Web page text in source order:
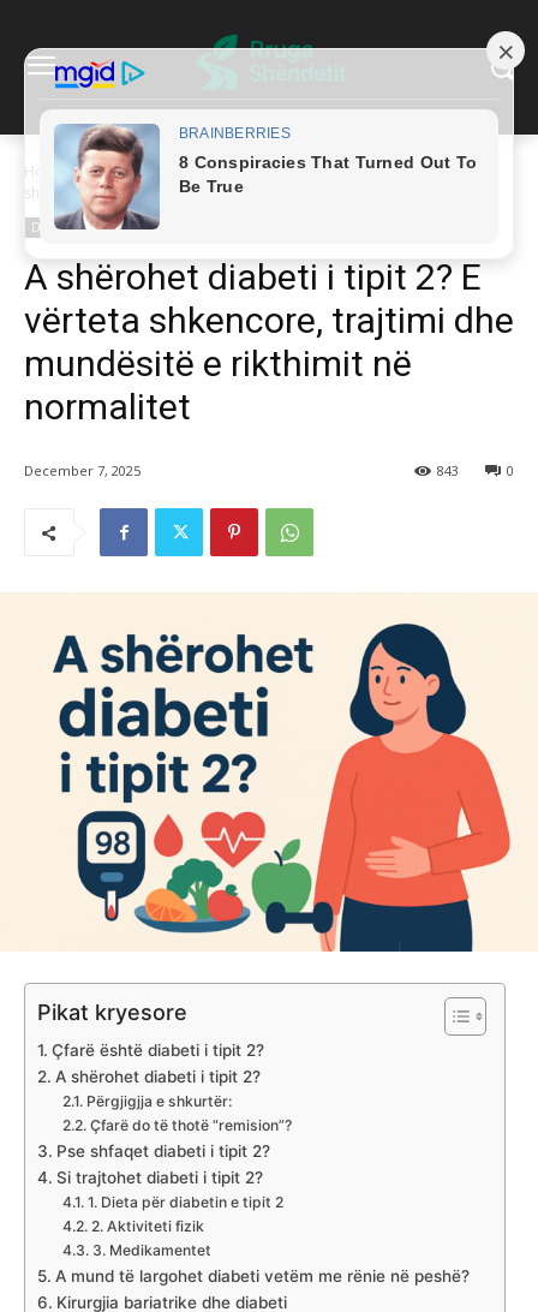
Home Diabeti i Tipit 2
A shërohet diabeti i tipit 2? E vërteta
shkencore, trajtimi dhe mundësitë...
Diabeti i Tipit 2
A shërohet diabeti i tipit 2? E
vërteta shkencore, trajtimi dhe
mundësitë e rikthimit në
normalitet
December 7, 2025 0
843
Pikat kryesore
Çfarë është diabeti i tipit 2?
A shërohet diabeti i tipit 2?
Përgjigjja e shkurtër:
Çfarë do të thotë “remision”?
Pse shfaqet diabeti i tipit 2?
Si trajtohet diabeti i tipit 2?
1. Dieta për diabetin e tipit 2
2. Aktiviteti fizik
3. Medikamentet
A mund të largohet diabeti vetëm me rënie në peshë?
Kirurgjia bariatrike dhe diabeti